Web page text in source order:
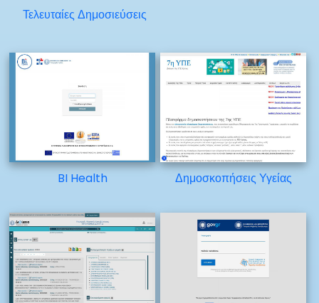
Τελευταίες Δημοσιεύσεις
BI Health Δημοσκοπήσεις Υγείας